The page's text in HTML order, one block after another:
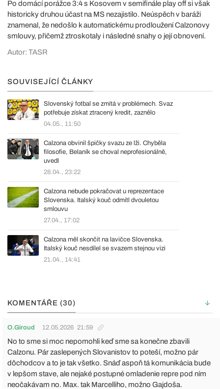
Po domácí porážce 3:4 s Kosovem v semifinále play off si však
historicky druhou účast na MS nezajistilo. Neúspěch v baráži
znamenal, že nedošlo k automatickému prodloužení Calzonovy
smlouvy, přičemž ztroskotaly i následné snahy o její obnovení.
Autor: TASR
SOUVISEJÍCÍ ČLÁNKY
Slovenský fotbal se zmítá v problémech. Svaz
potřebuje získat ztracený kredit, zaznělo
04.05., 11:50
Calzona obvinil špičky svazu ze lži. Chyběla
filosofie, Belaník se choval neprofesionálně,
uvedl
28.04., 23:22
Calzona nebude pokračovat u reprezentace
Slovenska. Italský kouč odmítl dvouletou
smlouvu
27.04., 17:02
Calzona měl skončit na lavičce Slovenska.
Italský kouč nesdílel se svazem stejnou vizi
21.04., 14:41
KOMENTÁŘE (30)
O.Giroud 12.05.2026 21:59
No to sme si moc nepomohli keď sme sa konečne zbavili
Calzonu. Pár zaslepených Slovanistov to poteší, možno pár
dôchodcov a to je tak všetko. Snáď aspoň tá komunikácia bude
v lepšom stave, ale nejaké postupné omladenie repre pod ním
neočakávam no. Max. tak Marcelliho, možno Gajdoša.